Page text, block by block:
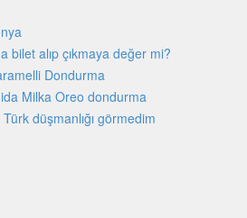
bilet alıp çıkmaya değer mi?
Dondurma
Milka Oreo dondurma
düşmanlığı görmedim